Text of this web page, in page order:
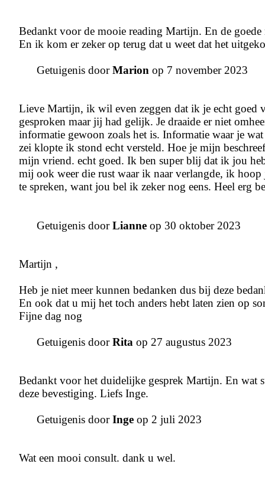
Bedankt voor de mooie reading Martijn. En de goede
En ik kom er zeker op terug dat u weet dat het
Getuigenis doorMarion op 7 november 2023
Lieve Martijn, ik wil even zeggen dat ik je echt goed
gesproken maar jij had gelijk. Je draaide er niet
informatie gewoon zoals het is. Informatie waar je wat
zei klopte ik stond echt versteld. Hoe je mijn
mijn vriend. echt goed. Ik ben super blij dat ik jou
mij ook weer die rust waar ik naar verlangde, ik hoop
te spreken, want jou bel ik zeker nog eens. Heel erg
Getuigenis doorLianne op 30 oktober 2023
Martijn ,
Heb je niet meer kunnen bedanken dus bij deze
En ook dat u mij het toch anders hebt laten zien op
Fijne dag nog
Getuigenis doorRita op 27 augustus 2023
Bedankt voor het duidelijke gesprek Martijn. En wat
deze bevestiging. Liefs Inge.
Getuigenis doorInge op 2 juli 2023
Wat een mooi consult. dank u wel.